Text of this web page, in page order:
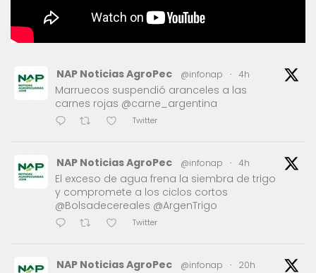
NAP Noticias AgroPec @infonap · 4h
Marruecos suspendió aranceles a las
carnes rojas @carne_argentina
Twitter
NAP Noticias AgroPec @infonap · 4h
El exceso de agua frena la siembra de trigo
y compromete a los ciclos cortos
@Bolsadecereales @ArgenTrigo
Twitter
NAP Noticias AgroPec @infonap · 20h